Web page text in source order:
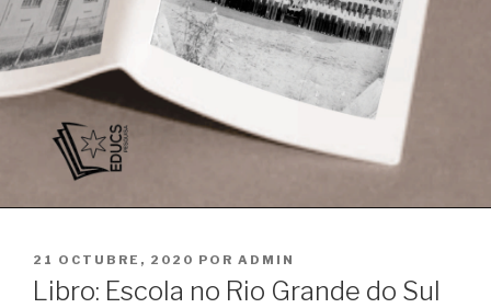
PUBLICADO
EL
21 OCTUBRE, 2020 POR ADMIN
Libro: Escola no Rio Grande do Sul